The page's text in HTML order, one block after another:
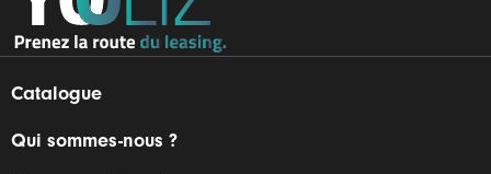
Catalogue
Qui sommes-nous ?